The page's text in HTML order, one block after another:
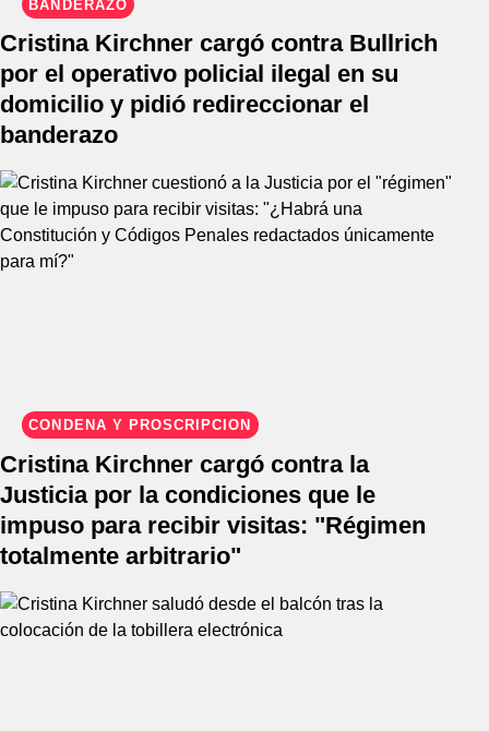
BANDERAZO
Cristina Kirchner cargó contra Bullrich
por el operativo policial ilegal en su
domicilio y pidió redireccionar el
banderazo
CONDENA Y PROSCRIPCIÓN
Cristina Kirchner cargó contra la
Justicia por la condiciones que le
impuso para recibir visitas: "Régimen
totalmente arbitrario"